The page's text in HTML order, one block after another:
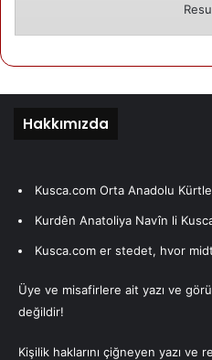
DANİMARKA
18/04/2025
Sorumluluk
araştırma
Hakkımızda
Kusca.com Orta Anadolu
Kurdên Anatoliya Navîn li
Kusca.com er stedet, hvor
Üye ve misafirlere ait yazı ve
değildir!
Kişilik haklarını çiğneyen yazı ve